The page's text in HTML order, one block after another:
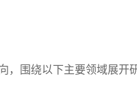
围绕以下主要领域展开